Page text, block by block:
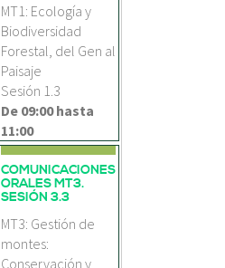
MT1: Ecología y
Biodiversidad
Forestal, del Gen al
Paisaje
Sesión 1.3
De 09:00hasta
11:00
COMUNICACIONES
ORALES MT3.
SESIÓN 3.3
MT3: Gestión de
montes:
Conservación y